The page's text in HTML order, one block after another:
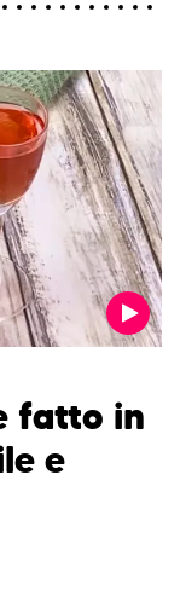
fatto in
e